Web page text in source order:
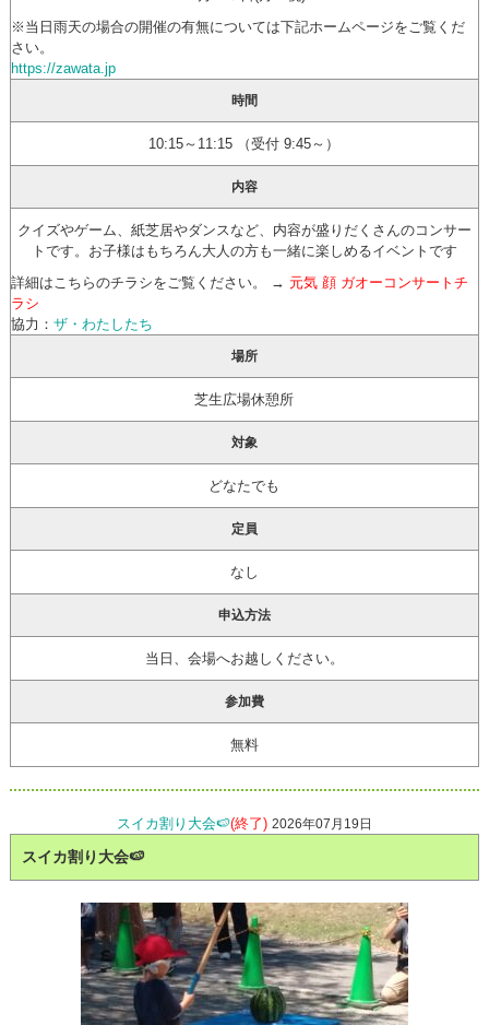
※当日雨天の場合の開催の有無については下記ホームページをご覧くだ
さい。
https://zawata.jp
時間
10:15～11:15 （受付 9:45～）
内容
クイズやゲーム、紙芝居やダンスなど、内容が盛りだくさんのコンサー
トです。お子様はもちろん大人の方も一緒に楽しめるイベントです
詳細はこちらのチラシをご覧ください。 → 元気 顔 ガオーコンサートチ
ラシ
協力： ザ・わたしたち
場所
芝生広場休憩所
対象
どなたでも
定員
なし
申込方法
当日、会場へお越しください。
参加費
無料
スイカ割り大会🍉(終了) 2026年07月19日
スイカ割り大会🍉